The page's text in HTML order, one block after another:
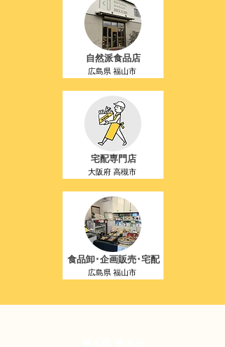
自然派食品店
広島県 福山市
宅配専門店
大阪府 高槻市
食品卸･企画販売･宅配
​広島県 福山市